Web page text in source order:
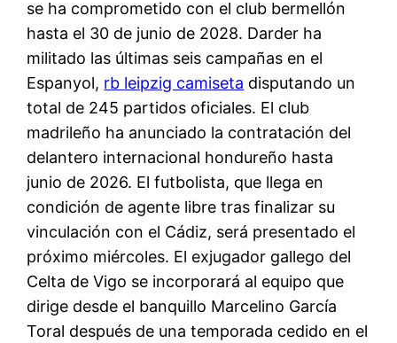
se ha comprometido con el club bermellón
hasta el 30 de junio de 2028. Darder ha
militado las últimas seis campañas en el
Espanyol, rb leipzig camiseta disputando un
total de 245 partidos oficiales. El club
madrileño ha anunciado la contratación del
delantero internacional hondureño hasta
junio de 2026. El futbolista, que llega en
condición de agente libre tras finalizar su
vinculación con el Cádiz, será presentado el
próximo miércoles. El exjugador gallego del
Celta de Vigo se incorporará al equipo que
dirige desde el banquillo Marcelino García
Toral después de una temporada cedido en el